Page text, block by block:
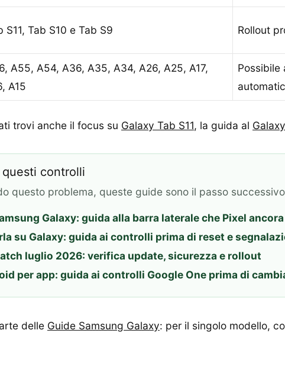
S11, Tab S10 e Tab S9 Rollout
A55, A54, A36, A35, A34, A26, A25, A17,
A15
Possibile
trovi anche il focus su Galaxy Tab S11, la guida al
controlli
questo problema, queste guide sono il passo
Galaxy: guida alla barra laterale che Pixel
su Galaxy: guida ai controlli prima di reset e
luglio 2026: verifica update, sicurezza e rollout
per app: guida ai controlli Google One prima di
delle Guide Samsung Galaxy: per il singolo modello,